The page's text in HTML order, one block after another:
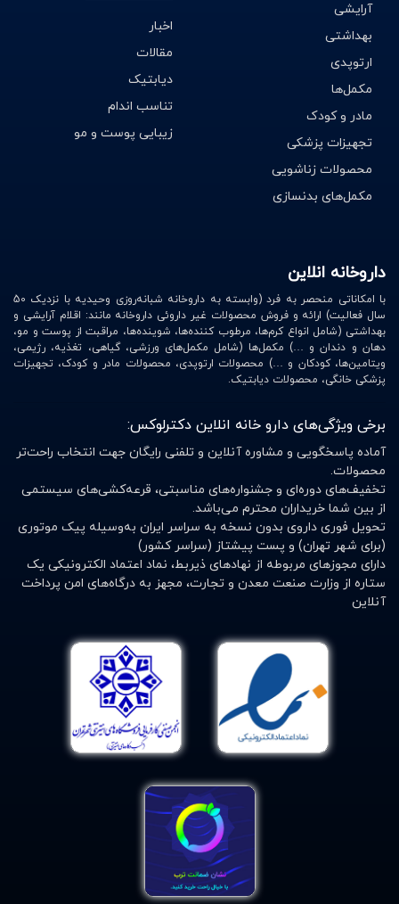
یبوست
اسهال
سرگیجه
احساس خواب‌آلودگی در طول روز
نفخ
سردرد
سوزش معده
اختلال در عملکردهای روزانه
اختلال در حافظه و تمرکز
ضعف
آرایشی
بهداشتی
ارتوپدی
مکمل‌ها
مادر و کودک
تجهیزات پزشکی
محصولات زناشویی
مکمل‌های بدنسازی
اخبار
مقالات
دیابتیک
تناسب اندام
زیبایی پوست و مو
داروخانه انلاین
با امکاناتی منحصر به فرد (وابسته به داروخانه شبانه‌روزی وحیدیه با نزدیک 50
سال فعالیت) ارائه و فروش محصولات غیر داروئی داروخانه مانند: اقلام آرایشی و
بهداشتی (شامل انواع کرم‌ها، مرطوب کننده‌ها، شوینده‌ها، مراقبت از پوست و مو،
دهان و دندان و …) مکمل‌ها (شامل مکمل‌های ورزشی، گیاهی، تغذیه، رژیمی،
ویتامین‌ها، کودکان و …) محصولات ارتوپدی، محصولات مادر و کودک، تجهیزات
پزشکی خانگی، محصولات دیابتیک.
برخی ویژگی‌های دارو خانه انلاین دکترلوکس:
آماده پاسخگویی و مشاوره آنلاین و تلفنی رایگان جهت انتخاب راحت‌تر
محصولات.
تخفیف‌های دوره‌ای و جشنواره‌های مناسبتی، قرعه‌کشی‌های سیستمی
از بین شما خریداران محترم می‌باشد.
تحویل فوری داروی بدون نسخه به سراسر ایران به‌وسیله پیک موتوری
(برای شهر تهران) و پست پیشتاز (سراسر کشور)
دارای مجوزهای مربوطه از نهادهای ذیربط، نماد اعتماد الکترونیکی یک
ستاره از وزارت صنعت معدن و تجارت، مجهز به درگاه‌های امن پرداخت
آنلاین